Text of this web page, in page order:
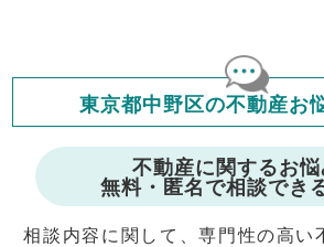
ますが、お借り入れの際に各金融機関にご
会員マイページで
修繕費・管理費の計算も
東京都中野区の不動産お
不動産に関するお悩
無料・匿名で相談でき
相談内容に関して、専門性の高い